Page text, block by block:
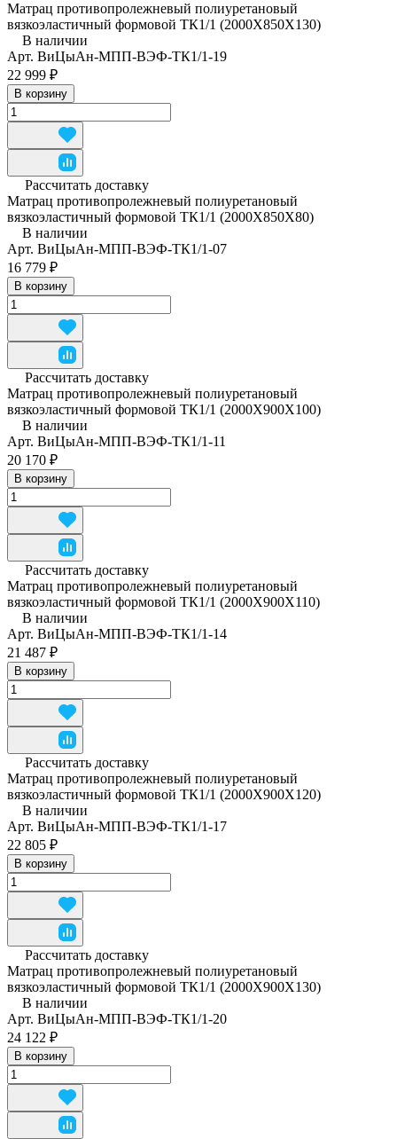
Матрац противопролежневый полиуретановый
вязкоэластичный формовой ТК1/1 (2000Х850Х130)
В наличии
Арт. ВиЦыАн-МПП-ВЭФ-ТК1/1-19
22 999 ₽
В корзину
Рассчитать доставку
Матрац противопролежневый полиуретановый
вязкоэластичный формовой ТК1/1 (2000Х850Х80)
В наличии
Арт. ВиЦыАн-МПП-ВЭФ-ТК1/1-07
16 779 ₽
В корзину
Рассчитать доставку
Матрац противопролежневый полиуретановый
вязкоэластичный формовой ТК1/1 (2000Х900Х100)
В наличии
Арт. ВиЦыАн-МПП-ВЭФ-ТК1/1-11
20 170 ₽
В корзину
Рассчитать доставку
Матрац противопролежневый полиуретановый
вязкоэластичный формовой ТК1/1 (2000Х900Х110)
В наличии
Арт. ВиЦыАн-МПП-ВЭФ-ТК1/1-14
21 487 ₽
В корзину
Рассчитать доставку
Матрац противопролежневый полиуретановый
вязкоэластичный формовой ТК1/1 (2000Х900Х120)
В наличии
Арт. ВиЦыАн-МПП-ВЭФ-ТК1/1-17
22 805 ₽
В корзину
Рассчитать доставку
Матрац противопролежневый полиуретановый
вязкоэластичный формовой ТК1/1 (2000Х900Х130)
В наличии
Арт. ВиЦыАн-МПП-ВЭФ-ТК1/1-20
24 122 ₽
В корзину